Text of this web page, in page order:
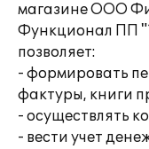
магазине ООО
Функционал ПП
позволяет:
- формировать
фактуры, книги
- осуществлять
- вести учет